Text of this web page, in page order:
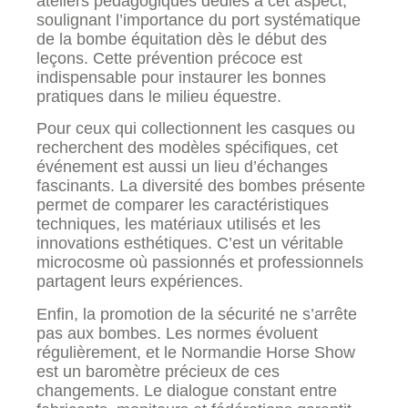
soulignant l’importance du port systématique
de la bombe équitation dès le début des
leçons. Cette prévention précoce est
indispensable pour instaurer les bonnes
pratiques dans le milieu équestre.
Pour ceux qui collectionnent les casques ou
recherchent des modèles spécifiques, cet
événement est aussi un lieu d’échanges
fascinants. La diversité des bombes présente
permet de comparer les caractéristiques
techniques, les matériaux utilisés et les
innovations esthétiques. C’est un véritable
microcosme où passionnés et professionnels
partagent leurs expériences.
Enfin, la promotion de la sécurité ne s’arrête
pas aux bombes. Les normes évoluent
régulièrement, et le Normandie Horse Show
est un baromètre précieux de ces
changements. Le dialogue constant entre